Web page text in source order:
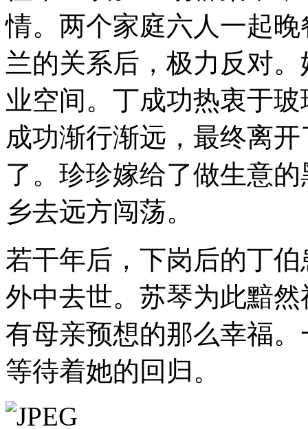
情。两个家庭六人一起
兰的关系后，极力反对
业空间。丁成功热衷于
成功渐行渐远，最终离
了。珍珍嫁给了做生意
乡去远方闯荡。
若干年后，下岗后的丁
外中去世。苏琴为此黯
有母亲预想的那么幸福
等待着她的回归。